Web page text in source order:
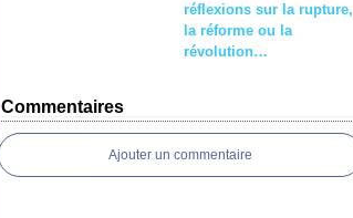
réflexions sur la rupture,
la réforme ou la
révolution…
Commentaires
Ajouter un commentaire